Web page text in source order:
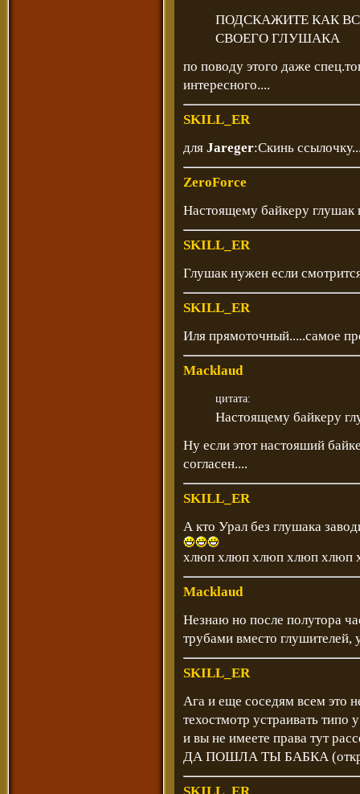
ПОДСКАЖИТЕ КАК
СВОЕГО ГЛУШАКА
по поводу этого даже
интересного....
SKILL_ER
для Jareger:Скинь
ZeroForce
Настоящему байкеру глушак
SKILL_ER
Глушак нужен если
SKILL_ER
Иля прямоточный.....самое
Macklaud
цитата:
Настоящему байкеру
Ну если этот настояший
согласен....
SKILL_ER
А кто Урал без глушака
хлюп хлюп хлюп хлюп хлюп
Macklaud
Незнаю но после полутора
трубами вместо
SKILL_ER
Ага и еще соседям всем это
техостмотр устраивать типо
и вы не имеете права тут
ДА ПОШЛА ТЫ БАБКА